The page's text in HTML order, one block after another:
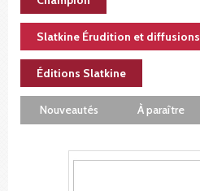
Slatkine Érudition et diffusions
Éditions Slatkine
Nouveautés À paraître